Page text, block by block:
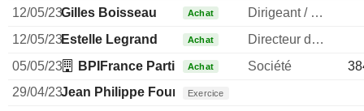
12/05/23Gilles Boisseau Achat
Dirigeant / cadre principal
12/05/23Estelle Legrand Achat
Directeur des ressources humaines
05/05/23
BPIFrance Participations SA /PRIVATE
Achat Société
29/04/23Jean Philippe FournierExercice